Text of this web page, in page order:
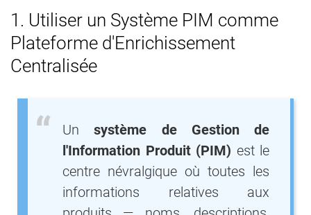
1. Utiliser un Système PIM comme
Plateforme d'Enrichissement
Centralisée
Unsystème de Gestion de
l'Information Produit (PIM) est le
centre névralgique où toutes les
informations relatives aux